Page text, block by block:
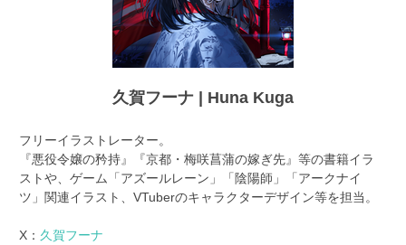
久賀フーナ | Huna Kuga
フリーイラストレーター。
『悪役令嬢の矜持』『京都・梅咲菖蒲の嫁ぎ先』等の書籍イラ
ストや、ゲーム「アズールレーン」「陰陽師」「アークナイ
ツ」関連イラスト、VTuberのキャラクターデザイン等を担当。
X： 久賀フーナ